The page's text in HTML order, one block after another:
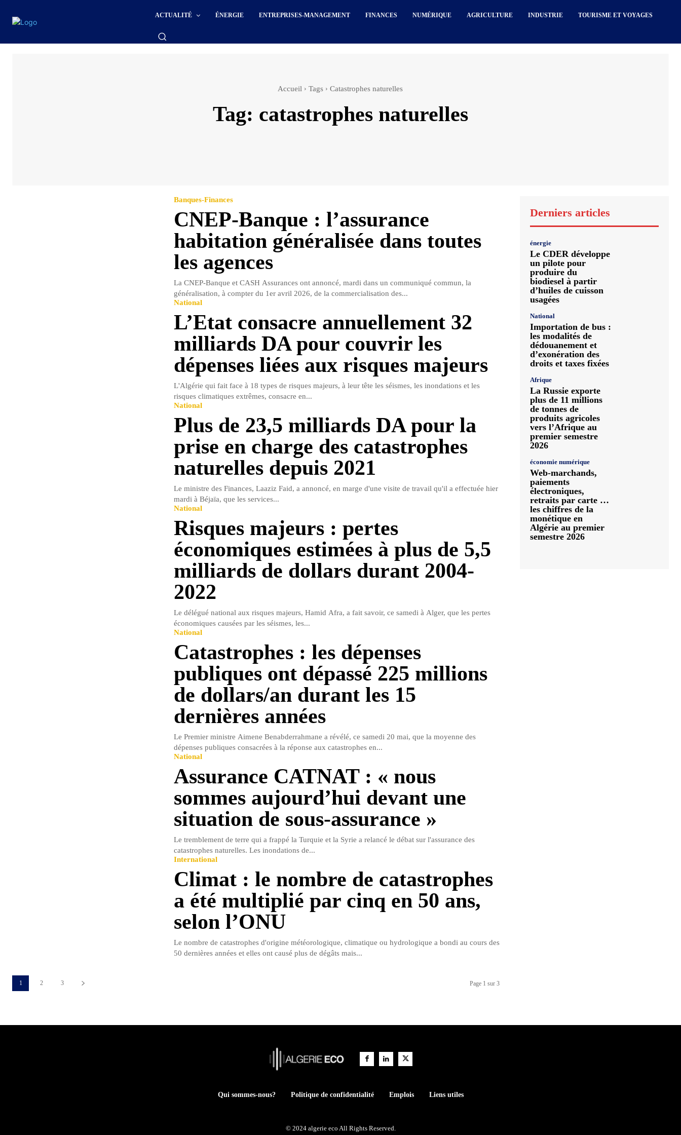
ACTUALITÉ ÉNERGIE ENTREPRISES-MANAGEMENT FINANCES NUMÉRIQUE AGRICULTURE INDUSTRIE TOURISME ET VOYAGES
Accueil Tags Catastrophes naturelles
Tag: catastrophes naturelles
Banques-Finances
CNEP-Banque : l’assurance
habitation généralisée dans toutes
les agences
La CNEP-Banque et CASH Assurances ont annoncé, mardi dans un communiqué commun, la
généralisation, à compter du 1er avril 2026, de la commercialisation des...
National
L’Etat consacre annuellement 32
milliards DA pour couvrir les
dépenses liées aux risques majeurs
L'Algérie qui fait face à 18 types de risques majeurs, à leur tête les séismes, les inondations et les
risques climatiques extrêmes, consacre en...
National
Plus de 23,5 milliards DA pour la
prise en charge des catastrophes
naturelles depuis 2021
Le ministre des Finances, Laaziz Faid, a annoncé, en marge d'une visite de travail qu'il a effectuée hier
mardi à Béjaïa, que les services...
National
Risques majeurs : pertes
économiques estimées à plus de 5,5
milliards de dollars durant 2004-
2022
Le délégué national aux risques majeurs, Hamid Afra, a fait savoir, ce samedi à Alger, que les pertes
économiques causées par les séismes, les...
National
Catastrophes : les dépenses
publiques ont dépassé 225 millions
de dollars/an durant les 15
dernières années
Le Premier ministre Aimene Benabderrahmane a révélé, ce samedi 20 mai, que la moyenne des
dépenses publiques consacrées à la réponse aux catastrophes en...
National
Assurance CATNAT : « nous
sommes aujourd’hui devant une
situation de sous-assurance »
Le tremblement de terre qui a frappé la Turquie et la Syrie a relancé le débat sur l'assurance des
catastrophes naturelles. Les inondations de...
International
Climat : le nombre de catastrophes
a été multiplié par cinq en 50 ans,
selon l’ONU
Le nombre de catastrophes d'origine météorologique, climatique ou hydrologique a bondi au cours des
50 dernières années et elles ont causé plus de dégâts mais...
1 2 3 Page 1 sur 3
Derniers articles
énergie
Le CDER développe
un pilote pour
produire du
biodiesel à partir
d’huiles de cuisson
usagées
National
Importation de bus :
les modalités de
dédouanement et
d’exonération des
droits et taxes fixées
Afrique
La Russie exporte
plus de 11 millions
de tonnes de
produits agricoles
vers l’Afrique au
premier semestre
2026
économie numérique
Web-marchands,
paiements
électroniques,
retraits par carte …
les chiffres de la
monétique en
Algérie au premier
semestre 2026
Qui sommes-nous? Politique de confidentialité Emplois Liens utiles
© 2024 algerie eco All Rights Reserved.